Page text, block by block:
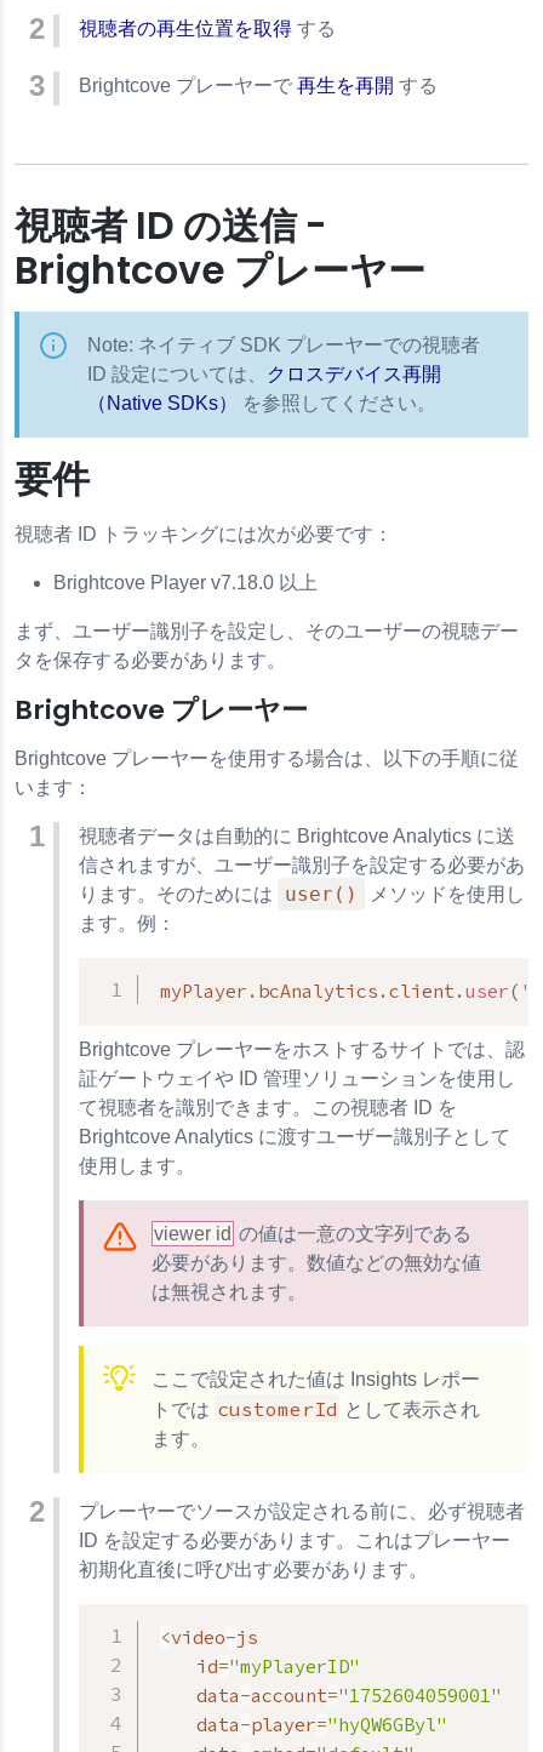
ス
視聴者の再生位置を取得 する
Brightcove プレーヤーで 再生を再開 する
視聴者 ID の送信 -
Brightcove プレーヤー
Note: ネイティブ SDK プレーヤーでの視聴者
ID 設定については、
クロスデバイス再開
（Native SDKs）
を参照してください。
要件
視聴者 ID トラッキングには次が必要です：
Brightcove Player v7.18.0 以上
まず、ユーザー識別子を設定し、そのユーザーの視聴デー
タを保存する必要があります。
Brightcove プレーヤー
Brightcove プレーヤーを使用する場合は、以下の手順に従
います：
視聴者データは自動的に Brightcove Analytics に送
信されますが、ユーザー識別子を設定する必要があ
ります。そのためには
user()
メソッドを使用し
ます。例：
myPlayer . bcAnalytics . client . user( '
Brightcove プレーヤーをホストするサイトでは、認
証ゲートウェイや ID 管理ソリューションを使用し
て視聴者を識別できます。この視聴者 ID を
Brightcove Analytics に渡すユーザー識別子として
使用します。
viewer id の値は一意の文字列である
必要があります。数値などの無効な値
は無視されます。
ここで設定された値は Insights レポー
トでは customerId として表示され
ます。
プレーヤーでソースが設定される前に、必ず視聴者
ID を設定する必要があります。これはプレーヤー
初期化直後に呼び出す必要があります。
<video-js
    id
="myPlayerID"
    data
-account="1752604059001"
    data
-player="hyQW6GByl"